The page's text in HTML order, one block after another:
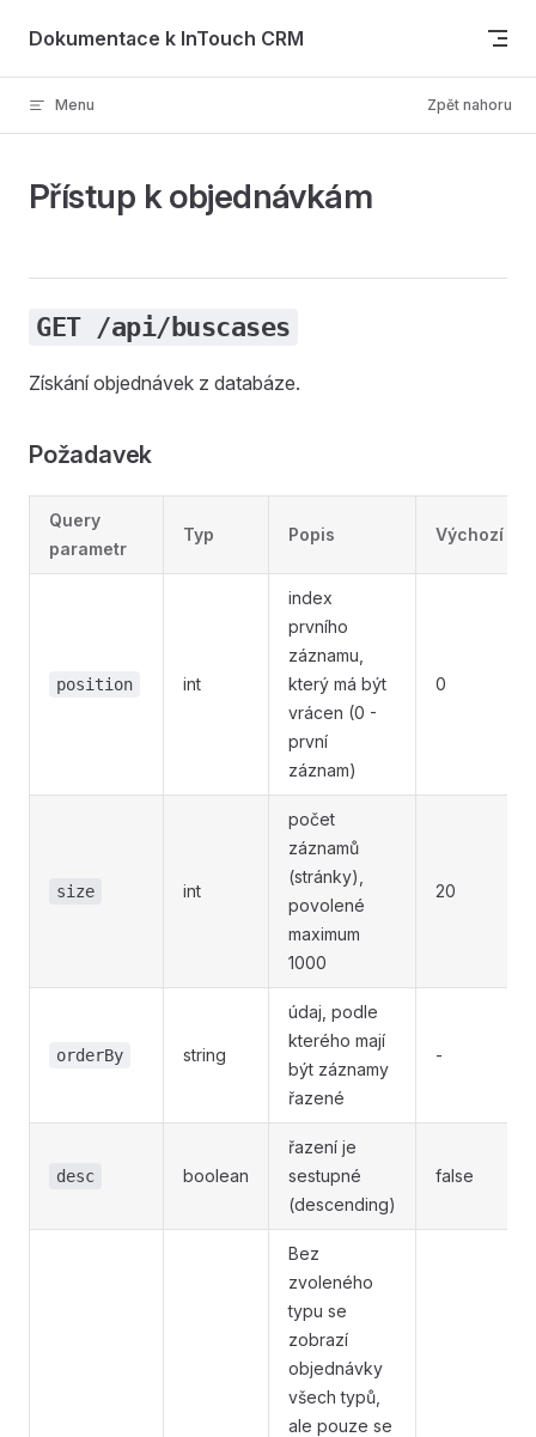
Skip to content
Dokumentace k InTouch CRM
Menu Zpět nahoru
Přístup k objednávkám
GET /api/buscases
Získání objednávek z databáze.
Požadavek
Query
parametr
Typ Popis Výchozí
position int
index
prvního
záznamu,
který má být
vrácen (0 -
první
záznam)
0
size int
počet
záznamů
(stránky),
povolené
maximum
1000
20
orderBy string
údaj, podle
kterého mají
být záznamy
řazené
-
desc boolean
řazení je
sestupné
(descending)
false
Bez
zvoleného
typu se
zobrazí
objednávky
všech typů,
ale pouze se